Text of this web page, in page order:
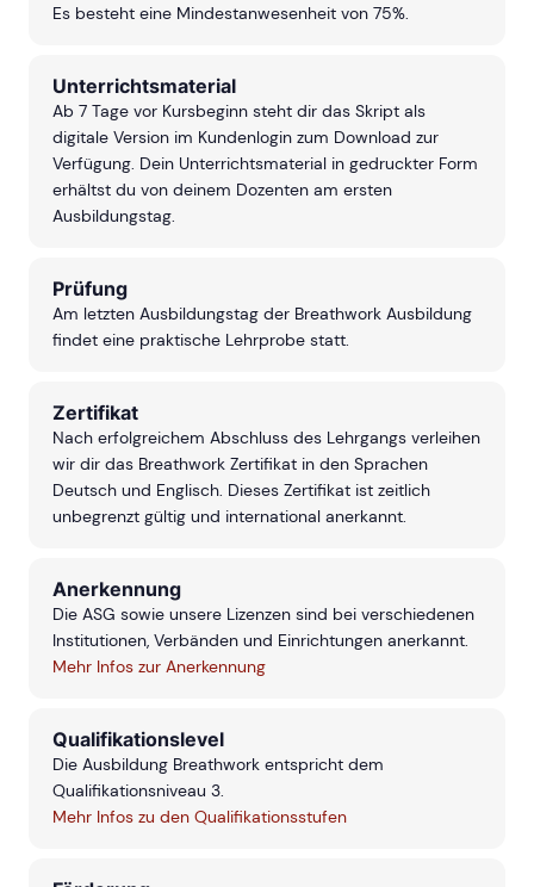
Es besteht eine Mindestanwesenheit von 75%.
Unterrichtsmaterial
Ab 7 Tage vor Kursbeginn steht dir das Skript als
digitale Version im Kundenlogin zum Download zur
Verfügung. Dein Unterrichtsmaterial in gedruckter Form
erhältst du von deinem Dozenten am ersten
Ausbildungstag.
Prüfung
Am letzten Ausbildungstag der Breathwork Ausbildung
findet eine praktische Lehrprobe statt.
Zertifikat
Nach erfolgreichem Abschluss des Lehrgangs verleihen
wir dir das Breathwork Zertifikat in den Sprachen
Deutsch und Englisch. Dieses Zertifikat ist zeitlich
unbegrenzt gültig und international anerkannt.
Anerkennung
Die ASG sowie unsere Lizenzen sind bei verschiedenen
Institutionen, Verbänden und Einrichtungen anerkannt.
Mehr Infos zur Anerkennung
Qualifikationslevel
Die Ausbildung Breathwork entspricht dem
Qualifikationsniveau 3.
Mehr Infos zu den Qualifikationsstufen